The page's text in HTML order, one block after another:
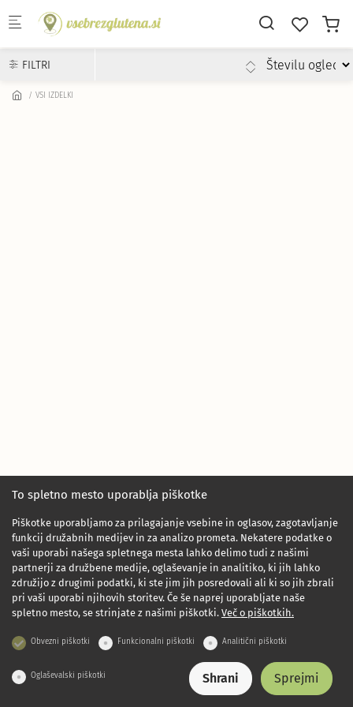
Skip to main content
FILTRI
VSI IZDELKI
To spletno mesto uporablja piškotke
Piškotke uporabljamo za prilagajanje vsebine in oglasov, zagotavljanje
funkcij družabnih medijev in za analizo prometa. Nekatere podatke o
vaši uporabi našega spletnega mesta lahko delimo tudi z našimi
partnerji za družbene medije, oglaševanje in analitiko, ki jih lahko
združijo z drugimi podatki, ki ste jim jih posredovali ali ki so jih zbrali
pri vaši uporabi njihovih storitev. Če še naprej uporabljate naše
spletno mesto, se strinjate z našimi piškotki. Več o piškotkih.
Obvezni piškotki Funkcionalni piškotki Analitični piškotki
Oglaševalski piškotki Sprejmi
Shrani